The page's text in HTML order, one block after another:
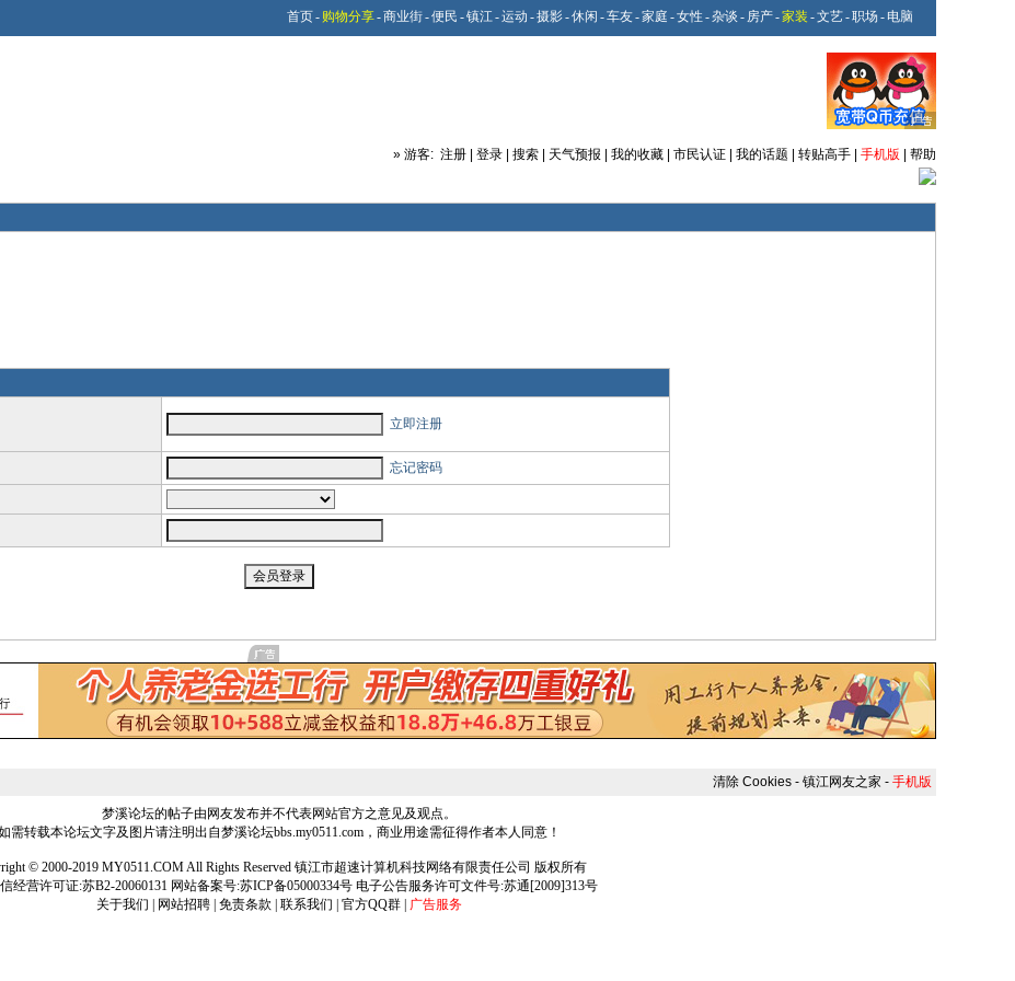
首页- 购物分享-商业街-便民 -镇江-运动 -摄影-休闲 -车友-家庭 -女性 -杂谈 - 房产-家装 -文艺-职场 - 电脑
» 游客: 注册 登录 搜索 天气预报 我的收藏 市民认证 我的话题 转贴高手 手机版
帮助
立即注册
忘记密码
清除 Cookies - 镇江网友之家 - 手机版
梦溪论坛的帖子由网友发布并不代表网站官方之意见及观点。
需转载本论坛文字及图片请注明出自梦溪论坛bbs.my0511.com，商业用途需征得作者本人同意！
© 2000-2019 MY0511.COM All Rights Reserved 镇江市超速计算机科技网络有限责任公司 版权所有
经营许可证:苏B2-20060131 网站备案号:苏ICP备05000334号 电子公告服务许可文件号:苏通[2009]313号
关于我们
网站招聘 免责条款 联系我们 官方QQ群 广告服务